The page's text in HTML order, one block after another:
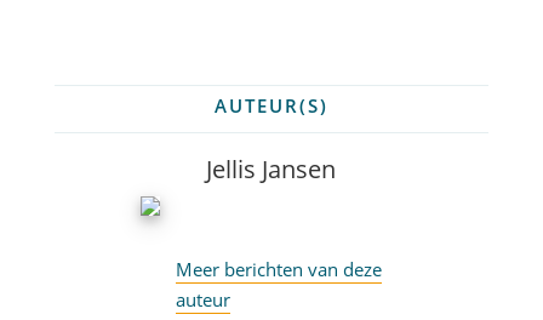
AUTEUR(S)
Jellis Jansen
Meer berichten van deze
auteur